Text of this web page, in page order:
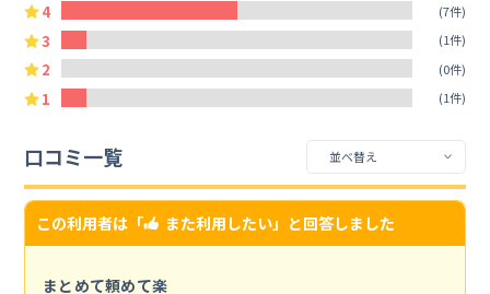
4 (7件)
3 (1件)
2 (0件)
1 (1件)
口コミ一覧
この利用者は「 また利用したい」と回答しました
まとめて頼めて楽